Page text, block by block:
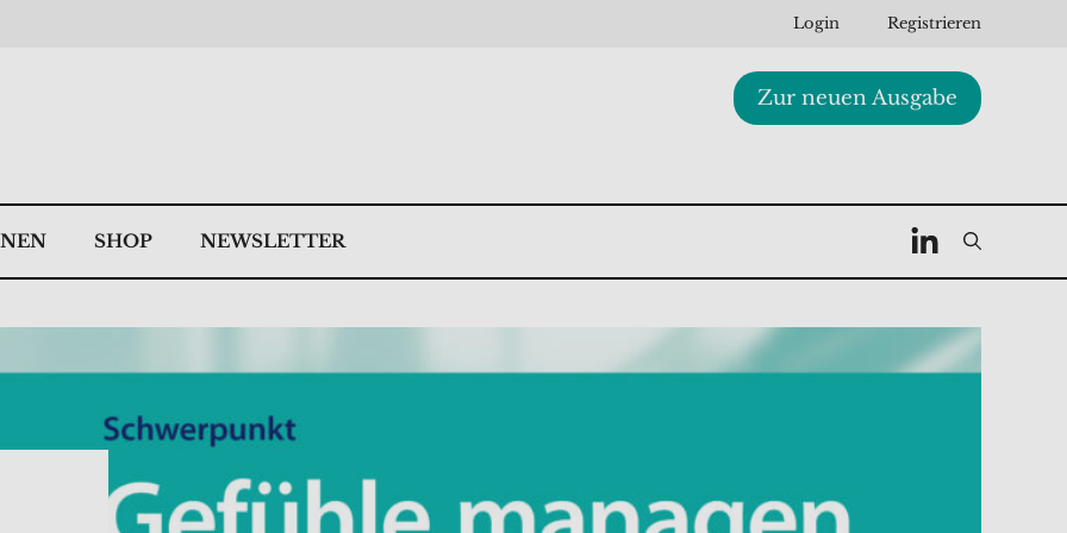
Login Registrieren
Zur neuen Ausgabe
SHOP NEWSLETTER